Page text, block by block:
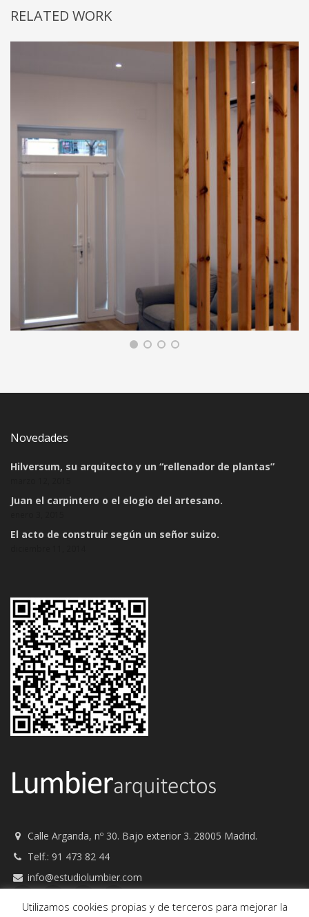
RELATED WORK
REFORMA DE INTERIORES, VIVIENDA
Novedades
Hilversum, su arquitecto y un “rellenador de plantas”
Juan el carpintero o el elogio del artesano.
El acto de construir según un señor suizo.
Calle Arganda, nº 30. Bajo exterior 3. 28005 Madrid.
Telf.: 91 473 82 44
info@estudiolumbier.com
Utilizamos cookies propias y de terceros para mejorar la